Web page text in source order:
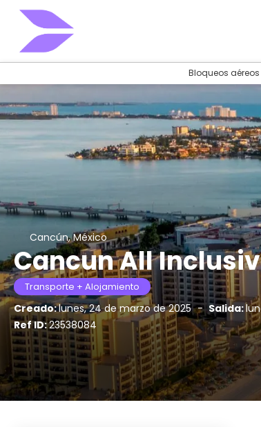
Bloqueos aéreos
Cancún, México
Cancun All
Transporte + Alojamiento
Creado:lunes, 24 de marzo de 2025 - Salida:
Ref ID:23538084